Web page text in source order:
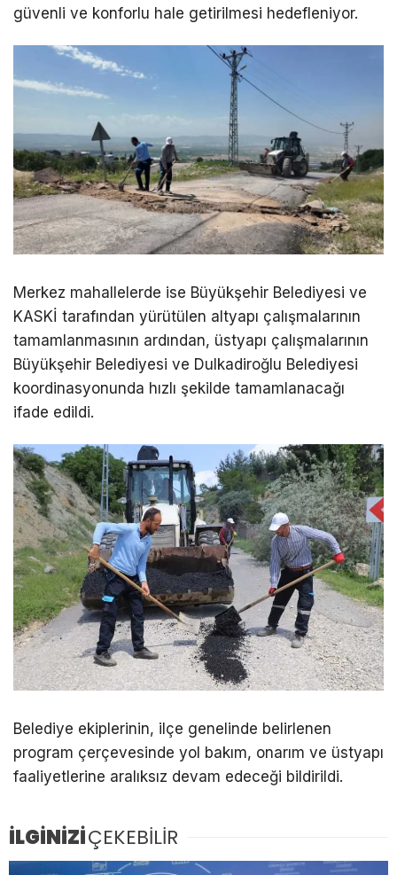
güvenli ve konforlu hale getirilmesi hedefleniyor.
Merkez mahallelerde ise Büyükşehir Belediyesi ve
KASKİ tarafından yürütülen altyapı çalışmalarının
tamamlanmasının ardından, üstyapı çalışmalarının
Büyükşehir Belediyesi ve Dulkadiroğlu Belediyesi
koordinasyonunda hızlı şekilde tamamlanacağı
ifade edildi.
Belediye ekiplerinin, ilçe genelinde belirlenen
program çerçevesinde yol bakım, onarım ve üstyapı
faaliyetlerine aralıksız devam edeceği bildirildi.
İLGİNİZİÇEKEBİLİR